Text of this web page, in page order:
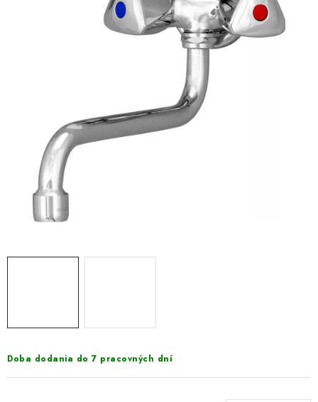
PRÍSLUŠENSTVO K SPRCHOVÝM KÚTOM A
NÁHRADNÉ DIELY
Doprava a Platby
Reklamačný poriadok
Ochrana osobných údajov GDPR
Formulár na vrátenie tovaru
Doba dodania do 7 pracovných dní